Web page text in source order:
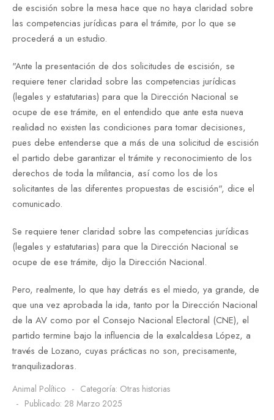
de escisión sobre la mesa hace que no haya claridad sobre
las competencias jurídicas para el trámite, por lo que se
procederá a un estudio.
"Ante la presentación de dos solicitudes de escisión, se
requiere tener claridad sobre las competencias jurídicas
(legales y estatutarias) para que la Dirección Nacional se
ocupe de ese trámite, en el entendido que ante esta nueva
realidad no existen las condiciones para tomar decisiones,
pues debe entenderse que a más de una solicitud de escisión
el partido debe garantizar el trámite y reconocimiento de los
derechos de toda la militancia, así como los de los
solicitantes de las diferentes propuestas de escisión", dice el
comunicado.
Se requiere tener claridad sobre las competencias jurídicas
(legales y estatutarias) para que la Dirección Nacional se
ocupe de ese trámite, dijo la Dirección Nacional.
Pero, realmente, lo que hay detrás es el miedo, ya grande, de
que una vez aprobada la ida, tanto por la Dirección Nacional
de la AV como por el Consejo Nacional Electoral (CNE), el
partido termine bajo la influencia de la exalcaldesa López, a
través de Lozano, cuyas prácticas no son, precisamente,
tranquilizadoras.
Animal Político Categoría: Otras historias
Publicado: 28 Marzo 2025